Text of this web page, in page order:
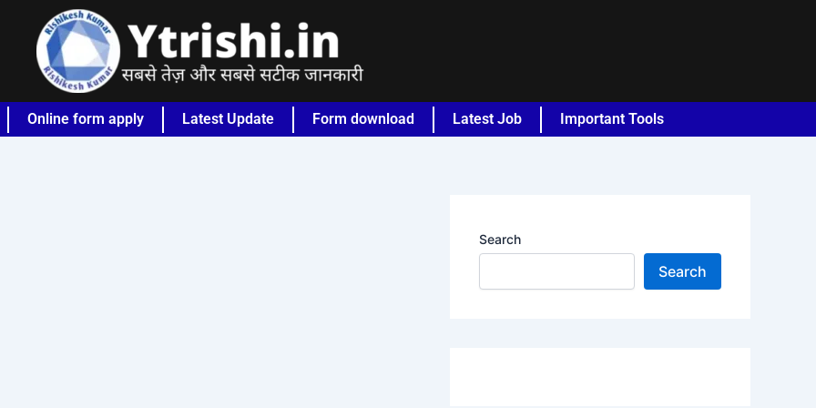
Online form apply Latest Update Form download Latest Job Important Tools
Search
Search